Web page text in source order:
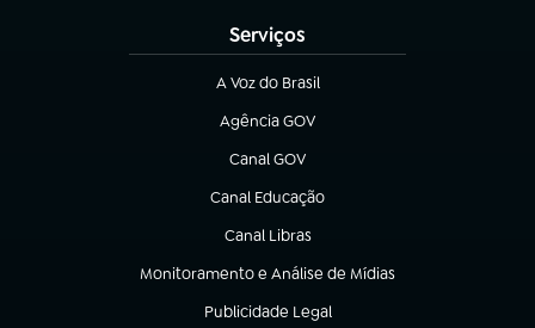
Serviços
A Voz do Brasil
(abre em nova aba)
Agência GOV
(abre em nova aba)
Canal GOV
(abre em nova aba)
Canal Educação
(abre em nova aba)
Canal Libras
(abre em nova aba)
Monitoramento e Análise de Mídias
(abre em nova aba)
Publicidade Legal
(abre em nova aba)